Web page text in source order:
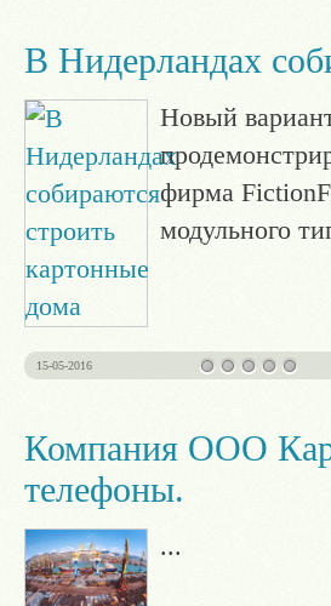
В Нидерландах
Новый
фирма
модульного
15-05-2016
Компания ООО
телефоны.
...